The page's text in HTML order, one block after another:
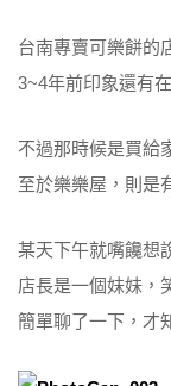
台南專賣可樂餅的
3~4年前印象還有
不過那時候是買給
至於樂樂屋，則是
某天下午就嘴饞想
店長是一個妹妹，
簡單聊了一下，才